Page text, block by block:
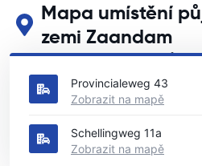
Mapa umístění
zemi Zaandam
Podívejte se na naše hlavní
Provincialeweg 43
Zobrazit na mapě
Schellingweg 11a
Zobrazit na mapě